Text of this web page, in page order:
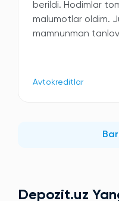
berildi. Hodimlar
malumotlar oldim.
mamnunman
Avtokreditlar
Depozit.uz